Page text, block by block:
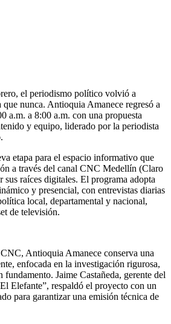
el periodismo político volvió a
nunca. Antioquia Amanece regresó a
a.m. a 8:00 a.m. con una propuesta
y equipo, liderado por la periodista
etapa para el espacio informativo que
a través del canal CNC Medellín (Claro
sus raíces digitales. El programa adopta
y presencial, con entrevistas diarias
local, departamental y nacional,
de televisión.
Antioquia Amanece conserva una
enfocada en la investigación rigurosa,
Jaime Castañeda, gerente del
Elefante”, respaldó el proyecto con un
para garantizar una emisión técnica de